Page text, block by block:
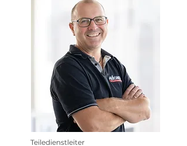
Teiledienstleiter